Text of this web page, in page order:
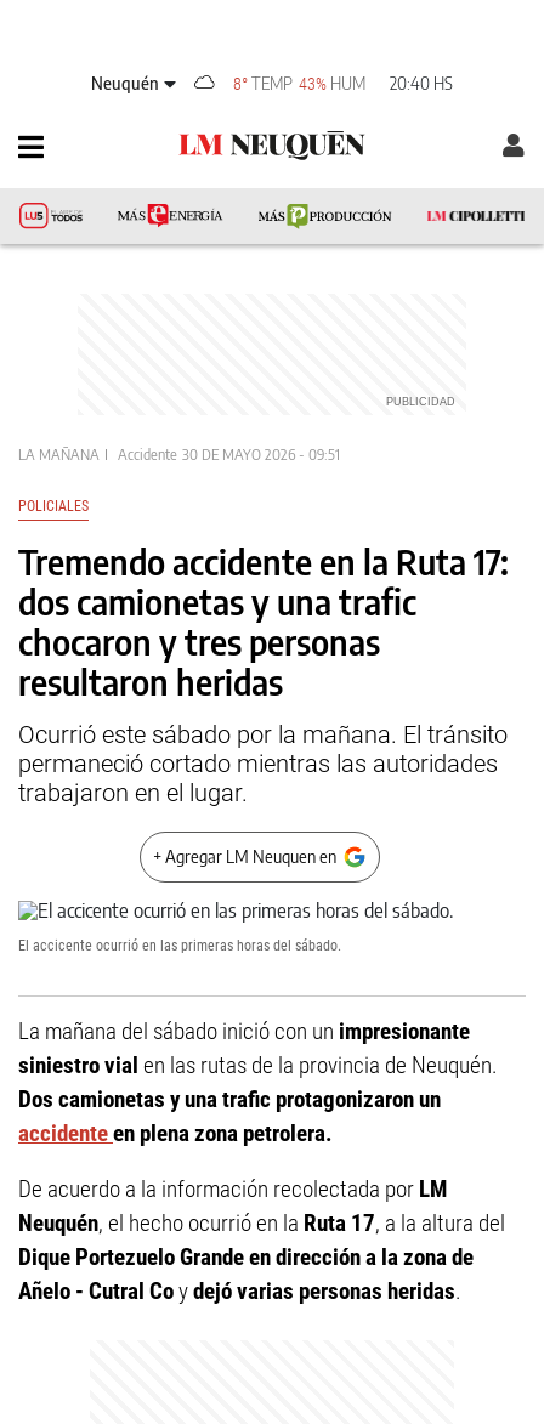
Neuquén 8° TEMP 43% HUM 20:40 HS
LA MAÑANA Accidente 30 DE MAYO 2026 - 09:51
POLICIALES
Tremendo accidente en la Ruta 17:
dos camionetas y una trafic
chocaron y tres personas
resultaron heridas
Ocurrió este sábado por la mañana. El tránsito
permaneció cortado mientras las autoridades
trabajaron en el lugar.
+ Agregar LM Neuquen en
El accicente ocurrió en las primeras horas del sábado.
La mañana del sábado inició con un impresionante
siniestro vial en las rutas de la provincia de Neuquén.
Dos camionetas y una trafic protagonizaron un
accidenteen plena zona petrolera.
De acuerdo a la información recolectada por LM
Neuquén, el hecho ocurrió en la Ruta 17, a la altura del
Dique Portezuelo Grande en dirección a la zona de
Añelo - Cutral Coydejó varias personas heridas.